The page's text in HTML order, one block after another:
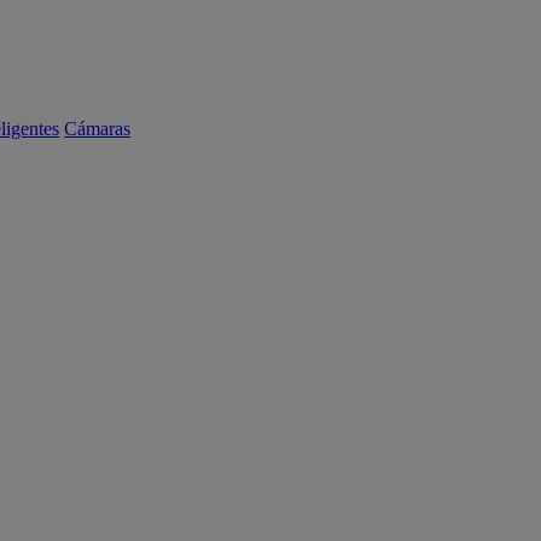
Cámaras